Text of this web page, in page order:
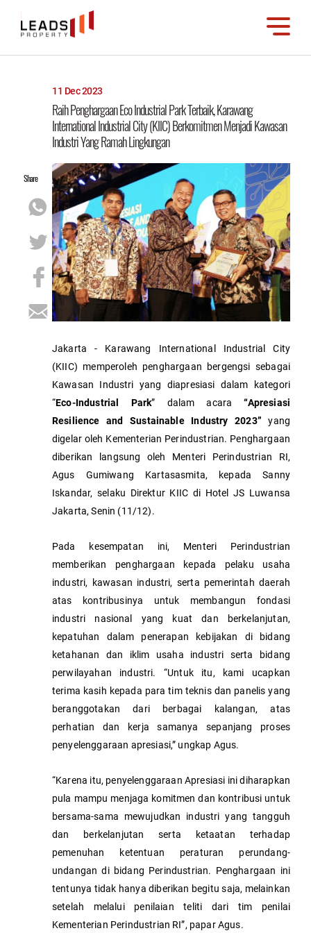
Share
11 Dec 2023
Raih Penghargaan Eco Industrial Park Terbaik, Karawang
International Industrial City (KIIC) Berkomitmen Menjadi Kawasan
Industri Yang Ramah Lingkungan
Jakarta - Karawang International Industrial City
(KIIC) memperoleh penghargaan bergengsi sebagai
Kawasan Industri yang diapresiasi dalam kategori
“Eco-Industrial Park” dalam acara“Apresiasi
Resilience and Sustainable Industry 2023” yang
digelar oleh Kementerian Perindustrian. Penghargaan
diberikan langsung oleh Menteri Perindustrian RI,
Agus Gumiwang Kartasasmita, kepada Sanny
Iskandar, selaku Direktur KIIC di Hotel JS Luwansa
Jakarta, Senin (11/12).
Pada kesempatan ini, Menteri Perindustrian
memberikan penghargaan kepada pelaku usaha
industri, kawasan industri, serta pemerintah daerah
atas kontribusinya untuk membangun fondasi
industri nasional yang kuat dan berkelanjutan,
kepatuhan dalam penerapan kebijakan di bidang
ketahanan dan iklim usaha industri serta bidang
perwilayahan industri. “Untuk itu, kami ucapkan
terima kasih kepada para tim teknis dan panelis yang
beranggotakan dari berbagai kalangan, atas
perhatian dan kerja samanya sepanjang proses
penyelenggaraan apresiasi,” ungkap Agus.
“Karena itu, penyelenggaraan Apresiasi ini diharapkan
pula mampu menjaga komitmen dan kontribusi untuk
bersama-sama mewujudkan industri yang tangguh
dan berkelanjutan serta ketaatan terhadap
pemenuhan ketentuan peraturan perundang-
undangan di bidang Perindustrian. Penghargaan ini
tentunya tidak hanya diberikan begitu saja, melainkan
setelah melalui penilaian teliti dari tim penilai
Kementerian Perindustrian RI”, papar Agus.